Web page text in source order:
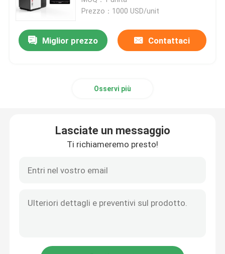
Stampante dei gioielli 3D
3.0KW
Prezzo：1000 USD/unit
Miglior prezzo Contattaci
Osservi più
Lasciate un messaggio
Ti richiameremo presto!